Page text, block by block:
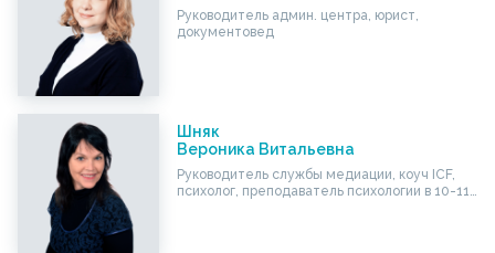
Руководитель админ. центра, юрист,
документовед
Шняк
Вероника Витальевна
Руководитель службы медиации, коуч ICF,
психолог, преподаватель психологии в 10-11…